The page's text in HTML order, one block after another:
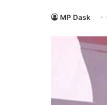
MP Dask